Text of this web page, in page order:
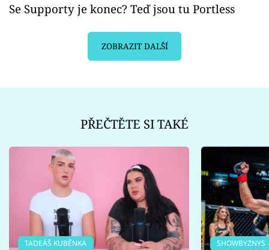
Se Supporty je konec? Teď jsou tu Portless
ZOBRAZIT DALŠÍ
PŘEČTĚTE SI TAKÉ
TADEÁŠ KUBĚNKA SHOWBYZNYS